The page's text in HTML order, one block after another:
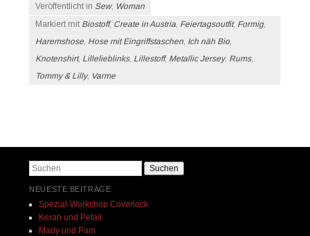
Veröffentlicht in Sew, Woman
Markiert mit Biostoff, Create in Austria Feiertagsoutfit, Formig,
Haremshose Hose mit Eingriffstaschen Ich näh Bio
Knotenshirt, Lillelieblinks, Lillestoff, Metallic Jersey, Rums,
Tommy & Lilly, Varme
Suchen
NEUESTE BEITRÄGE
Spezial-Workshop Coverlock
Kerah und Petali
Mady und Pam